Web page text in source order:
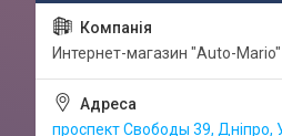
Интернет-магазин "Auto-Mario"
проспект Свободы 39, Дніпро,